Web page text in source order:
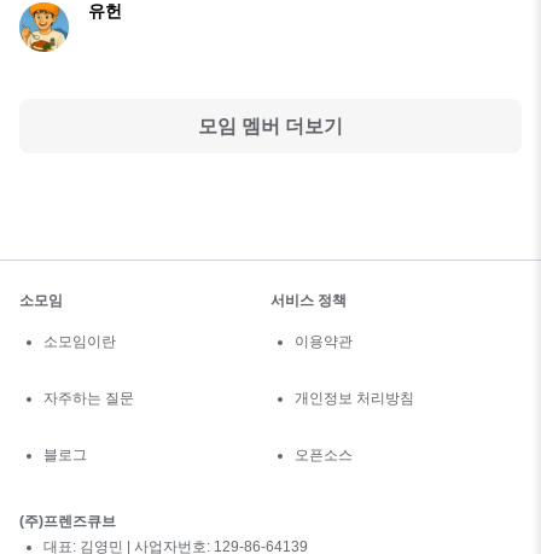
유헌
모임 멤버 더보기
소모임
소모임이란
자주하는 질문
블로그
서비스 정책
이용약관
개인정보 처리방침
오픈소스
(주)프렌즈큐브
대표: 김영민 | 사업자번호: 129-86-64139